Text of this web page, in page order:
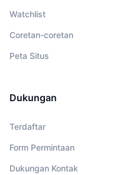
Watchlist
Coretan-coretan
Peta Situs
Dukungan
Terdaftar
Form Permintaan
Dukungan Kontak